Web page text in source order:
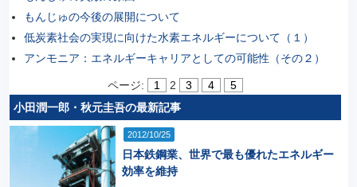
もんじゅの今後の展開について
低炭素社会の実現に向けた水素エネルギーについて（１）
アンモニア：エネルギーキャリアとしての可能性（その２）
ページ: 1 2 3 4
5
小田潤一郎・秋元圭吾の最新記事
2012/10/25
日本鉄鋼業、世界で最も優れたエネルギー
効率を維持